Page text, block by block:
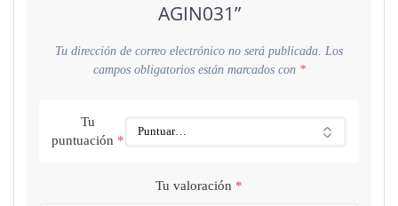
AGIN031”
Tu dirección de correo electrónico no será publicada. Los
campos obligatorios están marcados con *
Tu
puntuación *
Tu valoración *